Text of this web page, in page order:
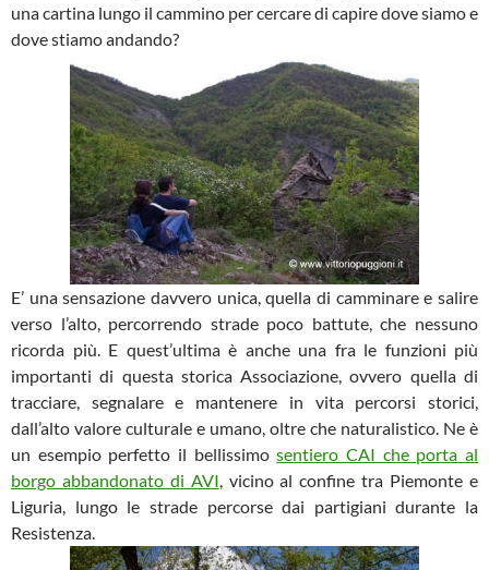
una cartina lungo il cammino per cercare di capire dove siamo e
dove stiamo andando?
E’ una sensazione davvero unica, quella di camminare e salire
verso l’alto, percorrendo strade poco battute, che nessuno
ricorda più. E quest’ultima è anche una fra le funzioni più
importanti di questa storica Associazione, ovvero quella di
tracciare, segnalare e mantenere in vita percorsi storici,
dall’alto valore culturale e umano, oltre che naturalistico. Ne è
un esempio perfetto il bellissimosentiero CAI che porta al
borgo abbandonato di AVI, vicino al confine tra Piemonte e
Liguria, lungo le strade percorse dai partigiani durante la
Resistenza.